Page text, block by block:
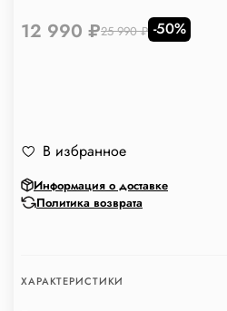
12 990 ₽25 990 ₽ -50%
В избранное
Информация о доставке
Политика возврата
ХАРАКТЕРИСТИКИ